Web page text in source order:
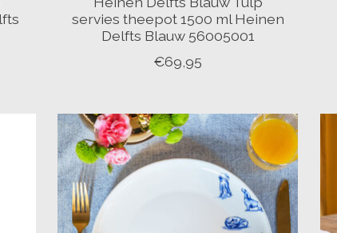
servies theepot 1500 ml Heinen
Delfts Blauw 56005001
€69,95